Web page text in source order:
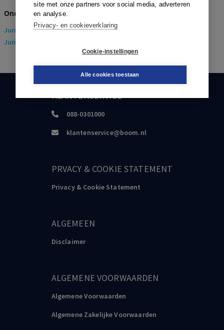
site met onze partners voor social media, adverteren
en analyse.
Privacy- en cookieverklaring
Cookie-instellingen
Alle cookies toestaan
Onderwerpen
Juridisch> Arbeidsrecht
Juridisch
KLANTENSERVICE
088-0301000
klantenservice@boom.nl
PRVACY & COOKIE STATEMENT
Privacy & Cookie Statement
ALGEMEEN
Disclaimer
ALGEMENE VOORWAARDEN
Algemene Voorwaarden
Algemene Zakelijke Voorwaarden